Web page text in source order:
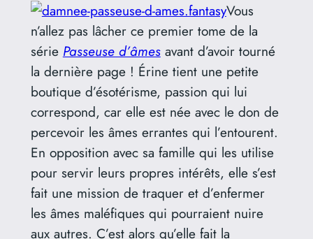
Vous
n’allez pas lâcher ce premier tome de la
série Passeuse d’âmesavant d’avoir tourné
la dernière page ! Érine tient une petite
boutique d’ésotérisme, passion qui lui
correspond, car elle est née avec le don de
percevoir les âmes errantes qui l’entourent.
En opposition avec sa famille qui les utilise
pour servir leurs propres intérêts, elle s’est
fait une mission de traquer et d’enfermer
les âmes maléfiques qui pourraient nuire
aux autres. C’est alors qu’elle fait la